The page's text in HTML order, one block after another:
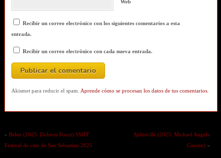
Web
Recibir un correo electrónico con los siguientes comentarios a esta
entrada.
Recibir un correo electrónico con cada nueva entrada.
Akismet para reducir el spam. Aprende cómo se procesan los datos de tus comentarios.
« Belen (2025. Dolores Fonzi) SSIFF
Festival de cine de San Sebastian 2025
Splitsville (2025. Michael Angelo
Covino) »